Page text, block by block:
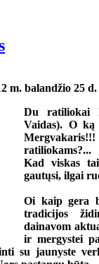
m. balandžio 25 d.
Du ratiliokai
Vaidas). O ką
ratiliokams?...
Kad viskas
gautųsi, ilgai
Oi kaip gera
tradicijos
dainavom
ir mergystei
su jaunyste